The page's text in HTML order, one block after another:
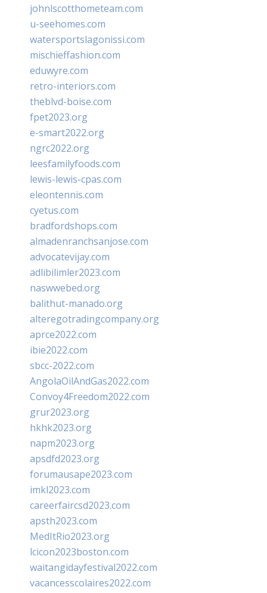
johnlscotthometeam.com
u-seehomes.com
watersportslagonissi.com
mischieffashion.com
eduwyre.com
retro-interiors.com
theblvd-boise.com
fpet2023.org
e-smart2022.org
ngrc2022.org
leesfamilyfoods.com
lewis-lewis-cpas.com
eleontennis.com
cyetus.com
bradfordshops.com
almadenranchsanjose.com
advocatevijay.com
adlibilimler2023.com
naswwebed.org
balithut-manado.org
alteregotradingcompany.org
aprce2022.com
ibie2022.com
sbcc-2022.com
AngolaOilAndGas2022.com
Convoy4Freedom2022.com
grur2023.org
hkhk2023.org
napm2023.org
apsdfd2023.org
forumausape2023.com
imkl2023.com
careerfaircsd2023.com
apsth2023.com
MedItRio2023.org
lcicon2023boston.com
waitangidayfestival2022.com
vacancesscolaires2022.com